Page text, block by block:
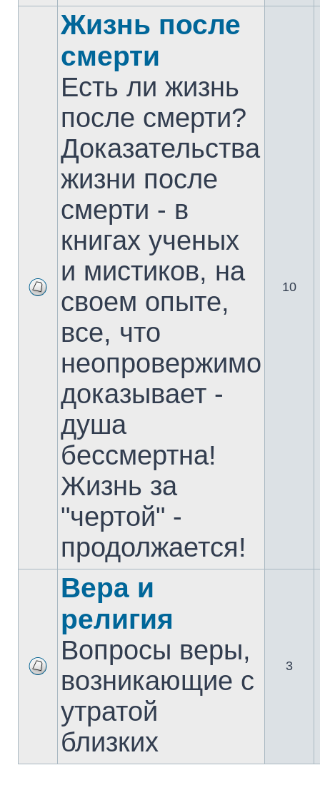
Жизнь после
смерти
Есть ли жизнь
после смерти?
Доказательства
жизни после
смерти - в
книгах ученых
и мистиков, на
своем опыте,
все, что
неопровержимо
доказывает -
душа
бессмертна!
Жизнь за
"чертой" -
продолжается!
10
Вера и
религия
Вопросы веры,
возникающие с
утратой
близких
3